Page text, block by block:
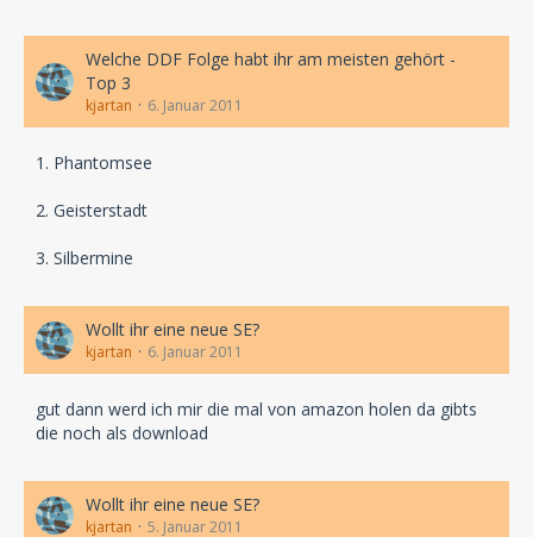
Welche DDF Folge habt ihr am meisten gehört -
Top 3
kjartan 6. Januar 2011
1. Phantomsee
2. Geisterstadt
3. Silbermine
Wollt ihr eine neue SE?
kjartan 6. Januar 2011
gut dann werd ich mir die mal von amazon holen da gibts
die noch als download
Wollt ihr eine neue SE?
kjartan 5. Januar 2011